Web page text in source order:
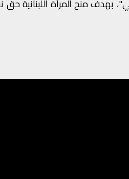
بهدف منح المرأة اللبنانية